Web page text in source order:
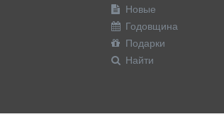
Новые
Годовщина
Подарки
Найти